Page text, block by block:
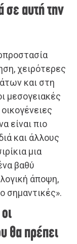
σε αυτή την
χειρότερες
και στη
μεσογειακές
είναι πιο
και άλλους
μια
βαθύ
άποψη,
σημαντικές».
θα πρέπει